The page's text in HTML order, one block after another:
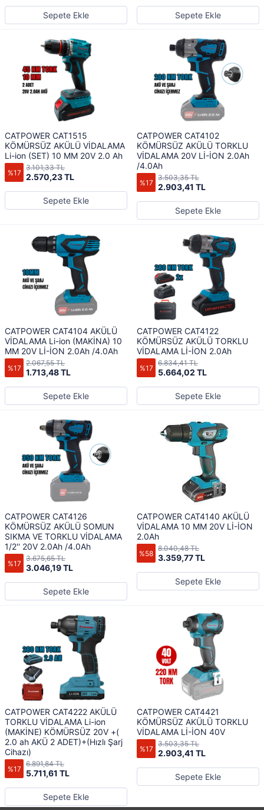
Sepete Ekle Sepete Ekle
CATPOWER CAT1515
KÖMÜRSÜZ AKÜLÜ VİDALAMA
Li-ion (SET) 10 MM 20V 2.0 Ah
%17 2.570,23 TL
3.101,33 TL
Sepete Ekle
CATPOWER CAT4102
KÖMÜRSÜZ AKÜLÜ TORKLU
VİDALAMA 20V Lİ-İON 2.0Ah
/4.0Ah
%17 2.903,41 TL
3.503,35 TL
Sepete Ekle
CATPOWER CAT4104 AKÜLÜ
VİDALAMA Li-ion (MAKİNA) 10
MM 20V Lİ-İON 2.0Ah /4.0Ah
%17 1.713,48 TL
2.067,55 TL
Sepete Ekle
CATPOWER CAT4122
KÖMÜRSÜZ AKÜLÜ TORKLU
VİDALAMA Lİ-İON 2.0Ah
%17 5.664,02 TL
6.834,41 TL
Sepete Ekle
CATPOWER CAT4126
KÖMÜRSÜZ AKÜLÜ SOMUN
SIKMA VE TORKLU VİDALAMA
1/2'' 20V 2.0Ah /4.0Ah
%17 3.046,19 TL
3.675,65 TL
Sepete Ekle
CATPOWER CAT4140 AKÜLÜ
VİDALAMA 10 MM 20V Lİ-İON
2.0Ah
%58 3.359,77 TL
8.040,48 TL
Sepete Ekle
CATPOWER CAT4222 AKÜLÜ
TORKLU VİDALAMA Li-ion
(MAKİNE) KÖMÜRSÜZ 20V +(
2.0 ah AKÜ 2 ADET)+(Hızlı Şarj
Cihazı)
%17 5.711,61 TL
6.891,84 TL
Sepete Ekle
CATPOWER CAT4421
KÖMÜRSÜZ AKÜLÜ TORKLU
VİDALAMA Lİ-İON 40V
%17 2.903,41 TL
3.503,35 TL
Sepete Ekle